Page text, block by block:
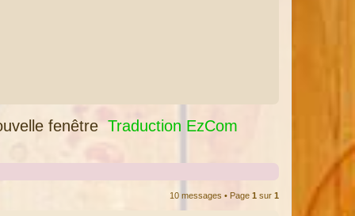
fenêtre Traduction EzCom
10 messages • Page 1 sur 1